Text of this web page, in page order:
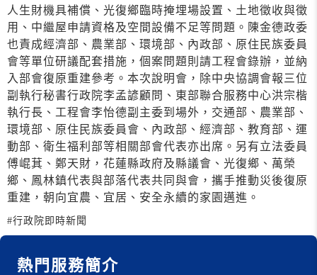
人生財機具補償、光復鄉臨時掩埋場設置、土地徵收與徵
用、中繼屋申請資格及空間設備不足等問題。陳金德政委
也責成經濟部、農業部、環境部、內政部、原住民族委員
會等單位研議配套措施，個案問題則請工程會錄辦，並納
入部會復原重建參考。本次說明會，除中央協調會報三位
副執行秘書行政院李孟諺顧問、東部聯合服務中心洪宗楷
執行長、工程會李怡德副主委到場外，交通部、農業部、
環境部、原住民族委員會、內政部、經濟部、教育部、運
動部、衛生福利部等相關部會代表亦出席。另有立法委員
傅崐萁、鄭天財，花蓮縣政府及縣議會、光復鄉、萬榮
鄉、鳳林鎮代表與部落代表共同與會，攜手推動災後復原
重建，朝向宜農、宜居、安全永續的家園邁進。
#行政院即時新聞
熱門服務簡介